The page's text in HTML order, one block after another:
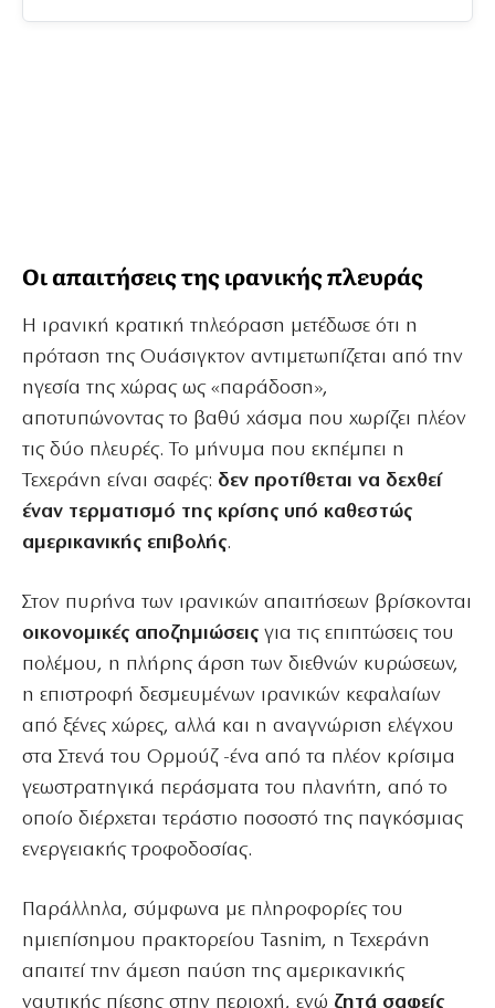
Οι απαιτήσεις της ιρανικής πλευράς
Η ιρανική κρατική τηλεόραση μετέδωσε ότι η
πρόταση της Ουάσιγκτον αντιμετωπίζεται από την
ηγεσία της χώρας ως «παράδοση»,
αποτυπώνοντας το βαθύ χάσμα που χωρίζει πλέον
τις δύο πλευρές. Το μήνυμα που εκπέμπει η
Τεχεράνη είναι σαφές: δεν προτίθεται να δεχθεί
έναν τερματισμό της κρίσης υπό καθεστώς
αμερικανικής επιβολής.
Στον πυρήνα των ιρανικών απαιτήσεων βρίσκονται
οικονομικές αποζημιώσεις για τις επιπτώσεις του
πολέμου, η πλήρης άρση των διεθνών κυρώσεων,
η επιστροφή δεσμευμένων ιρανικών κεφαλαίων
από ξένες χώρες, αλλά και η αναγνώριση ελέγχου
στα Στενά του Ορμούζ -ένα από τα πλέον κρίσιμα
γεωστρατηγικά περάσματα του πλανήτη, από το
οποίο διέρχεται τεράστιο ποσοστό της παγκόσμιας
ενεργειακής τροφοδοσίας.
Παράλληλα, σύμφωνα με πληροφορίες του
ημιεπίσημου πρακτορείου Tasnim, η Τεχεράνη
απαιτεί την άμεση παύση της αμερικανικής
ναυτικής πίεσης στην περιοχή, ενώ ζητά σαφείς